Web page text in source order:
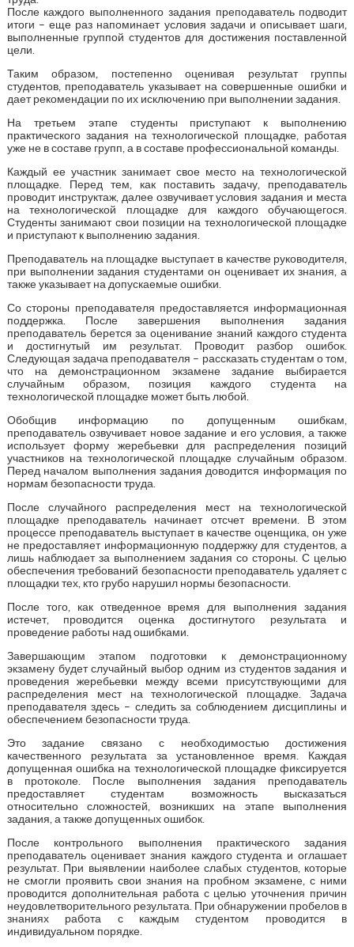
После каждого выполненного задания преподаватель подводит
итоги – еще раз напоминает условия задачи и описывает шаги,
выполненные группой студентов для достижения поставленной
цели.
Таким образом, постепенно оценивая результат группы
студентов, преподаватель указывает на совершенные ошибки и
дает рекомендации по их исключению при выполнении задания.
На третьем этапе студенты приступают к выполнению
практического задания на технологической площадке, работая
уже не в составе групп, а в составе профессиональной команды.
Каждый ее участник занимает свое место на технологической
площадке. Перед тем, как поставить задачу, преподаватель
проводит инструктаж, далее озвучивает условия задания и места
на технологической площадке для каждого обучающегося.
Студенты занимают свои позиции на технологической площадке
и приступают к выполнению задания.
Преподаватель на площадке выступает в качестве руководителя,
при выполнении задания студентами он оценивает их знания, а
также указывает на допускаемые ошибки.
Со стороны преподавателя предоставляется информационная
поддержка. После завершения выполнения задания
преподаватель берется за оценивание знаний каждого студента
и достигнутый им результат. Проводит разбор ошибок.
Следующая задача преподавателя – рассказать студентам о том,
что на демонстрационном экзамене задание выбирается
случайным образом, позиция каждого студента на
технологической площадке может быть любой.
Обобщив информацию по допущенным ошибкам,
преподаватель озвучивает новое задание и его условия, а также
использует форму жеребьевки для распределения позиций
участников на технологической площадке случайным образом.
Перед началом выполнения задания доводится информация по
нормам безопасности труда.
После случайного распределения мест на технологической
площадке преподаватель начинает отсчет времени. В этом
процессе преподаватель выступает в качестве оценщика, он уже
не предоставляет информационную поддержку для студентов, а
лишь наблюдает за выполнением задания со стороны. С целью
обеспечения требований безопасности преподаватель удаляет с
площадки тех, кто грубо нарушил нормы безопасности.
После того, как отведенное время для выполнения задания
истечет, проводится оценка достигнутого результата и
проведение работы над ошибками.
Завершающим этапом подготовки к демонстрационному
экзамену будет случайный выбор одним из студентов задания и
проведения жеребьевки между всеми присутствующими для
распределения мест на технологической площадке. Задача
преподавателя здесь – следить за соблюдением дисциплины и
обеспечением безопасности труда.
Это задание связано с необходимостью достижения
качественного результата за установленное время. Каждая
допущенная ошибка на технологической площадке фиксируется
в протоколе. После выполнения задания преподаватель
предоставляет студентам возможность высказаться
относительно сложностей, возникших на этапе выполнения
задания, а также допущенных ошибок.
После контрольного выполнения практического задания
преподаватель оценивает знания каждого студента и оглашает
результат. При выявлении наиболее слабых студентов, которые
не смогли проявить свои знания на пробном экзамене, с ними
проводится дополнительная работа с целью уточнения причин
неудовлетворительного результата. При обнаружении пробелов в
знаниях работа с каждым студентом проводится в
индивидуальном порядке.